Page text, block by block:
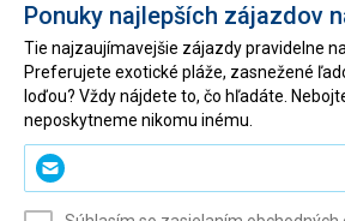
Ponuky najlepších zájazdov
Tie najzaujímavejšie zájazdy pravidelne
Preferujete exotické pláže, zasnežené
loďou? Vždy nájdete to, čo hľadáte.
neposkytneme nikomu inému.
Zadajte
svoj